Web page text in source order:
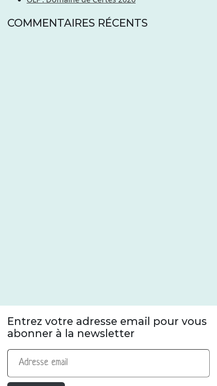
COMMENTAIRES RÉCENTS
Entrez votre adresse email pour vous
abonner à la newsletter
Adresse email